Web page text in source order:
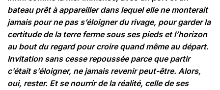
bateau prêt à appareiller dans lequel elle ne monterait
jamais pour ne pas s’éloigner du rivage, pour garder la
certitude de la terre ferme sous ses pieds et l’horizon
au bout du regard pour croire quand même au départ.
Invitation sans cesse repoussée parce que partir
c’était s’éloigner, ne jamais revenir peut-être. Alors,
oui, rester. Et se nourrir de la réalité, celle de ses